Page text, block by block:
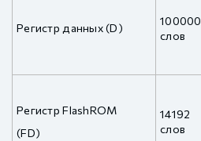
Регистр данных (D)
100000
слов
Регистр FlashROM
(FD)
14192
слов